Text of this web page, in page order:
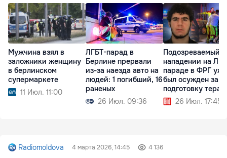
Мужчина взял в
заложники женщину
в берлинском
супермаркете
11 Июл. 11:00
ЛГБТ-парад в
Берлине прервали
из-за наезда авто на
людей: 1 погибший, 16
раненых
26 Июл. 09:36
Подозреваемый в
нападении на
параде в ФРГ уже
был осужден за
подготовку
26 Июл. 17:45
Radiomoldova 4 марта 2026, 14:45 4 136